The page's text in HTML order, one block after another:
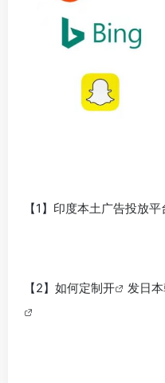
【1】 印度本土广告投放
【2】 如何定制开 发日